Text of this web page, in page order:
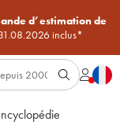
d’estimation de
inclus*